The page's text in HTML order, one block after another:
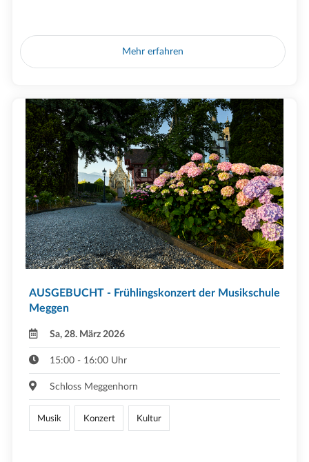
Mehr erfahren
AUSGEBUCHT - Frühlingskonzert der Musikschule
Meggen
Sa, 28. März 2026
15:00 - 16:00 Uhr
Schloss Meggenhorn
Musik Konzert Kultur